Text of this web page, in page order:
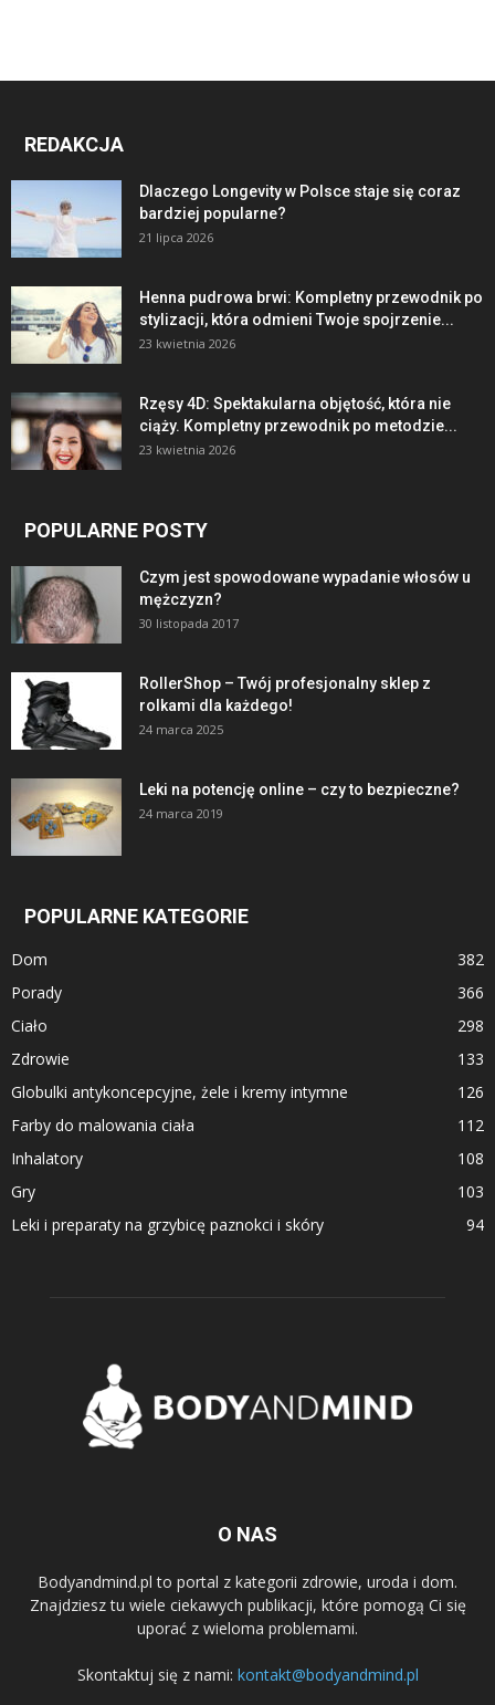
REDAKCJA
Dlaczego Longevity w Polsce staje się coraz
bardziej popularne?
21 lipca 2026
Henna pudrowa brwi: Kompletny przewodnik po
stylizacji, która odmieni Twoje spojrzenie...
23 kwietnia 2026
Rzęsy 4D: Spektakularna objętość, która nie
ciąży. Kompletny przewodnik po metodzie...
23 kwietnia 2026
POPULARNE POSTY
Czym jest spowodowane wypadanie włosów u
mężczyzn?
30 listopada 2017
RollerShop – Twój profesjonalny sklep z
rolkami dla każdego!
24 marca 2025
Leki na potencję online – czy to bezpieczne?
24 marca 2019
POPULARNE KATEGORIE
Dom
382
Porady
366
Ciało
298
Zdrowie
133
Globulki antykoncepcyjne, żele i kremy intymne
126
Farby do malowania ciała
112
Inhalatory
108
Gry
103
Leki i preparaty na grzybicę paznokci i skóry
94
O NAS
Bodyandmind.pl to portal z kategorii zdrowie, uroda i dom.
Znajdziesz tu wiele ciekawych publikacji, które pomogą Ci się
uporać z wieloma problemami.
Skontaktuj się z nami: kontakt@bodyandmind.pl